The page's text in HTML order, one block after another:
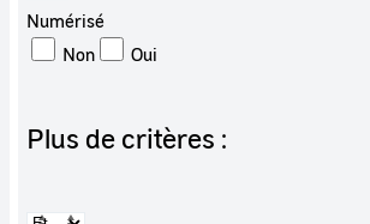
Numérisé
Non
Oui
Plus de critères :